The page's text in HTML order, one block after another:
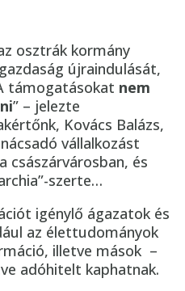
osztrák kormány
újraindulását,
támogatásokat nem
” – jelezte
Kovács Balázs,
vállalkozást
és
szerte…
igénylő ágazatok és
az élettudományok
illetve mások –
adóhitelt kaphatnak.